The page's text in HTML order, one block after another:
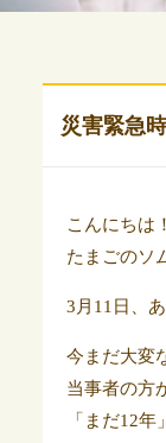
災害緊急
こんにちは！
たまごのソ
3月11日、
今まだ大変
当事者の方
「まだ12年